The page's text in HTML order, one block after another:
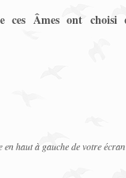
Âmes ont choisi
haut à gauche de votre écran